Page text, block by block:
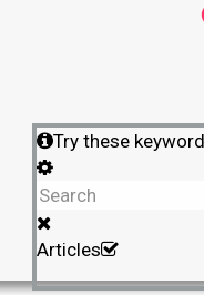
Try these
Articles